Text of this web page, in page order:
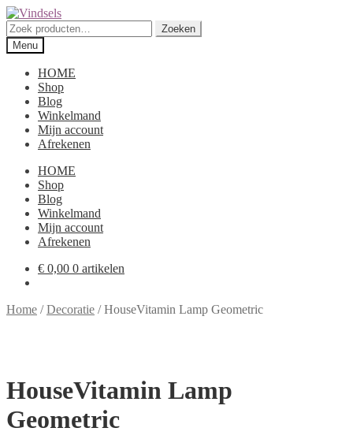
Ga
door
naar
navigatie
Ga
direct
naar
de
inhoud
Zoeken
naar:
Zoeken
Menu
HOME
Shop
Blog
Winkelmand
Mijn account
Afrekenen
HOME
Shop
Blog
Winkelmand
Mijn account
Afrekenen
€ 0,00 0 artikelen
Home /Decoratie /HouseVitamin Lamp Geometric
HouseVitamin Lamp
Geometric